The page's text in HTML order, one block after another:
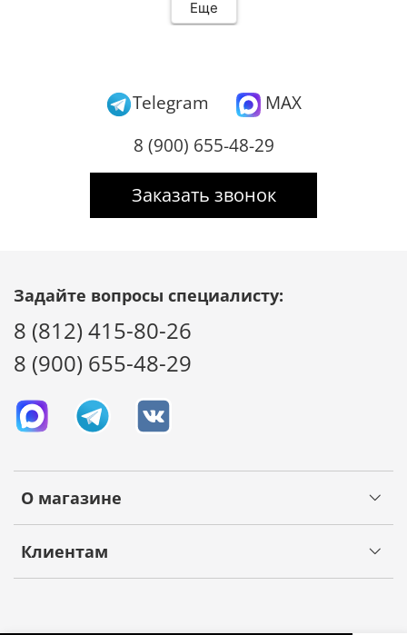
Еще
Telegram
MAX
8 (900) 655-48-29
Заказать звонок
О магазине
Клиентам
Задайте вопросы специалисту:
8 (812) 415-80-26
8 (900) 655-48-29